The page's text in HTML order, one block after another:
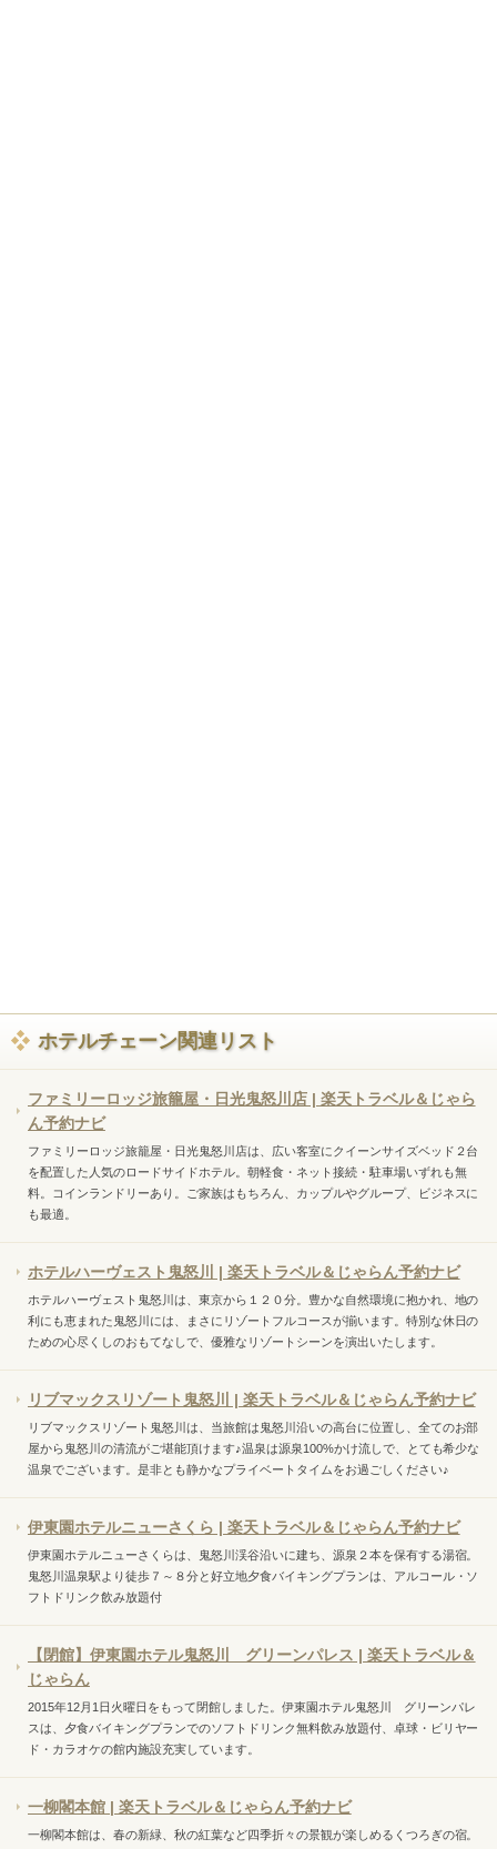
ホテルチェーン関連リスト
ファミリーロッジ旅籠屋・日光鬼怒川店 | 楽天トラベル＆じゃら
ん予約ナビ
ファミリーロッジ旅籠屋・日光鬼怒川店は、広い客室にクイーンサイズベッド２台
を配置した人気のロードサイドホテル。朝軽食・ネット接続・駐車場いずれも無
料。コインランドリーあり。ご家族はもちろん、カップルやグループ、ビジネスに
も最適。
ホテルハーヴェスト鬼怒川 | 楽天トラベル＆じゃらん予約ナビ
ホテルハーヴェスト鬼怒川は、東京から１２０分。豊かな自然環境に抱かれ、地の
利にも恵まれた鬼怒川には、まさにリゾートフルコースが揃います。特別な休日の
ための心尽くしのおもてなしで、優雅なリゾートシーンを演出いたします。
リブマックスリゾート鬼怒川 | 楽天トラベル＆じゃらん予約ナビ
リブマックスリゾート鬼怒川は、当旅館は鬼怒川沿いの高台に位置し、全てのお部
屋から鬼怒川の清流がご堪能頂けます♪温泉は源泉100%かけ流しで、とても希少な
温泉でございます。是非とも静かなプライベートタイムをお過ごしください♪
伊東園ホテルニューさくら | 楽天トラベル＆じゃらん予約ナビ
伊東園ホテルニューさくらは、鬼怒川渓谷沿いに建ち、源泉２本を保有する湯宿。
鬼怒川温泉駅より徒歩７～８分と好立地夕食バイキングプランは、アルコール・ソ
フトドリンク飲み放題付
【閉館】伊東園ホテル鬼怒川 グリーンパレス | 楽天トラベル＆
じゃらん
2015年12月1日火曜日をもって閉館しました。伊東園ホテル鬼怒川 グリーンパレ
スは、夕食バイキングプランでのソフトドリンク無料飲み放題付、卓球・ビリヤー
ド・カラオケの館内施設充実しています。
一柳閣本館 | 楽天トラベル＆じゃらん予約ナビ
一柳閣本館は、春の新緑、秋の紅葉など四季折々の景観が楽しめるくつろぎの宿。